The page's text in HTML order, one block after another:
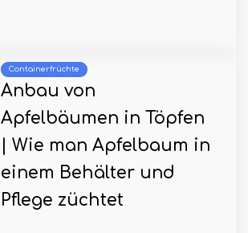
Containerfrüchte
Anbau von
Apfelbäumen in Töpfen
| Wie man Apfelbaum in
einem Behälter und
Pflege züchtet